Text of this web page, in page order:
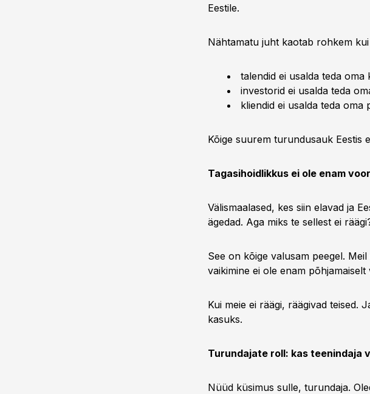
Eestile.
Nähtamatu juht kaotab rohkem
talendid ei usalda teda oma
investorid ei usalda teda
kliendid ei usalda teda oma
Kõige suurem turundusauk Eestis
Tagasihoidlikkus ei ole enam
Välismaalased, kes siin elavad ja
ägedad. Aga miks te sellest ei
See on kõige valusam peegel.
vaikimine ei ole enam
Kui meie ei räägi, räägivad teised.
kasuks.
Turundajate roll: kas teenindaja
Nüüd küsimus sulle, turundaja.